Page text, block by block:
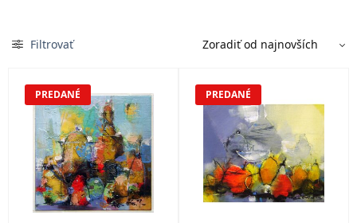
Filtrovať
PREDANÉ PREDANÉ